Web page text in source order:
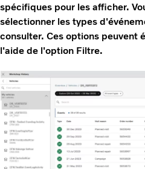
spécifiques pour les afficher.
sélectionner les types
consulter. Ces options peuvent
l'aide de l'option Filtre.